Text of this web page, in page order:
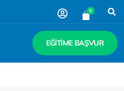
0
EĞITIME BAŞVUR